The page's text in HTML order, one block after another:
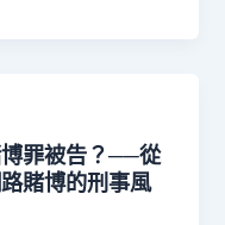
罪被告？──從
賭博的刑事風